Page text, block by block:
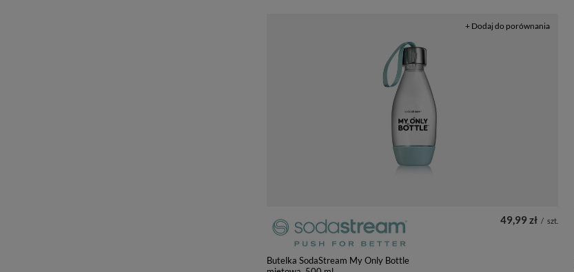
Butelka SodaStream My Only Bottle
49,99 zł / szt.
+ Dodaj do porównania